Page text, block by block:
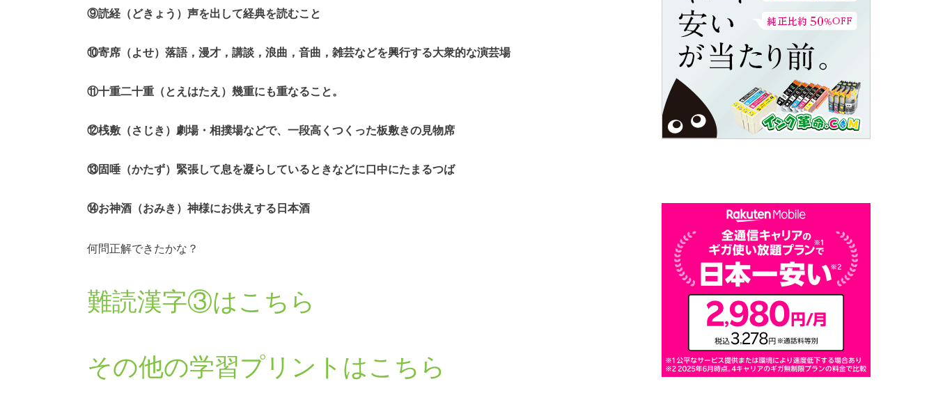
⑨読経（どきょう）声を出して経典を読むこと
⑩寄席（よせ）落語，漫才，講談，浪曲，音曲，雑芸などを興行する大衆的な演芸場
⑪十重二十重（とえはたえ）幾重にも重なること。
⑫桟敷（さじき）劇場・相撲場などで、一段高くつくった板敷きの見物席
⑬固唾（かたず）緊張して息を凝らしているときなどに口中にたまるつば
⑭お神酒（おみき）神様にお供えする日本酒
何問正解できたかな？
難読漢字③はこちら
その他の学習プリントはこちら